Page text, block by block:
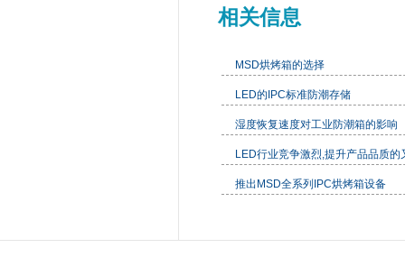
相关信息
MSD烘烤箱的选择
LED的IPC标准防潮存储
湿度恢复速度对工业防潮箱的影响
LED行业竞争激烈,提升产品品质的
推出MSD全系列IPC烘烤箱设备